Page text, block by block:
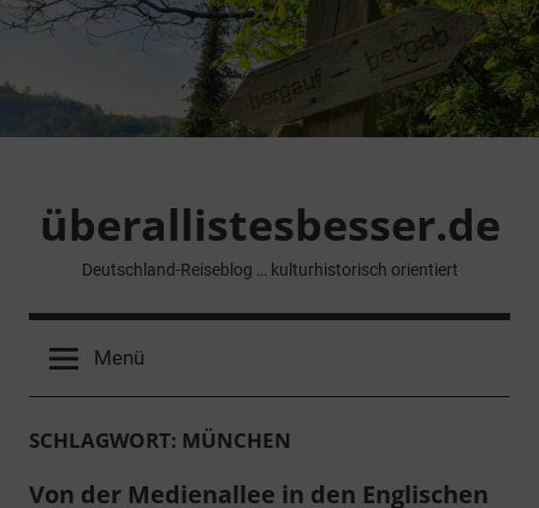
Zum
springen
überallistesbesser.de
Deutschland-Reiseblog … kulturhistorisch orientiert
Menü
SCHLAGWORT: MÜNCHEN
Von der Medienallee in den Englischen